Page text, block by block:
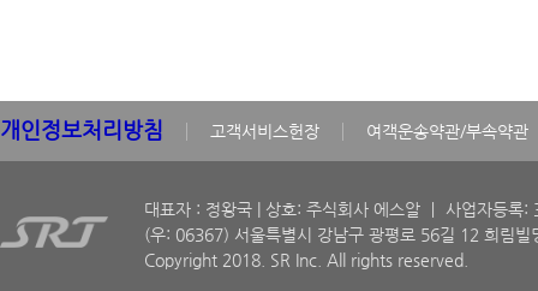
개인정보처리방침 고객서비스헌장 여객운송약관/부속약관
대표자 : 정왕국 | 상호: 주식회사 에스알 ㅣ 사업자등
(우: 06367) 서울특별시 강남구 광평로 56길 12 희림빌
Copyright 2018. SR Inc. All rights reserved.